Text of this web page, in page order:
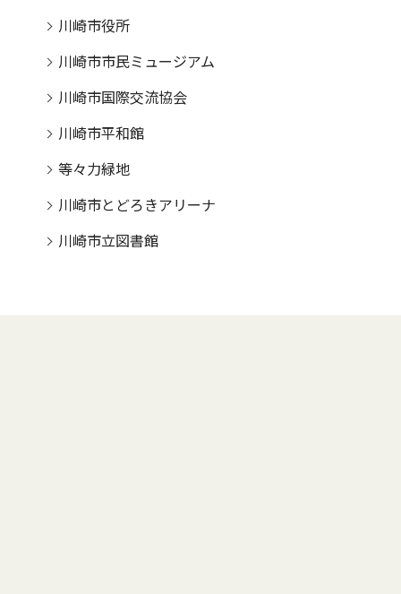
川崎市役所
川崎市市民ミュージアム
川崎市国際交流協会
川崎市平和館
等々力緑地
川崎市とどろきアリーナ
川崎市立図書館